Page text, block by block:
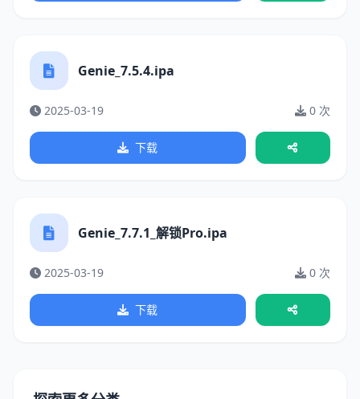
Genie_7.5.4.ipa
2025-03-19 0 次
下载
Genie_7.7.1_解锁Pro.ipa
2025-03-19 0 次
下载